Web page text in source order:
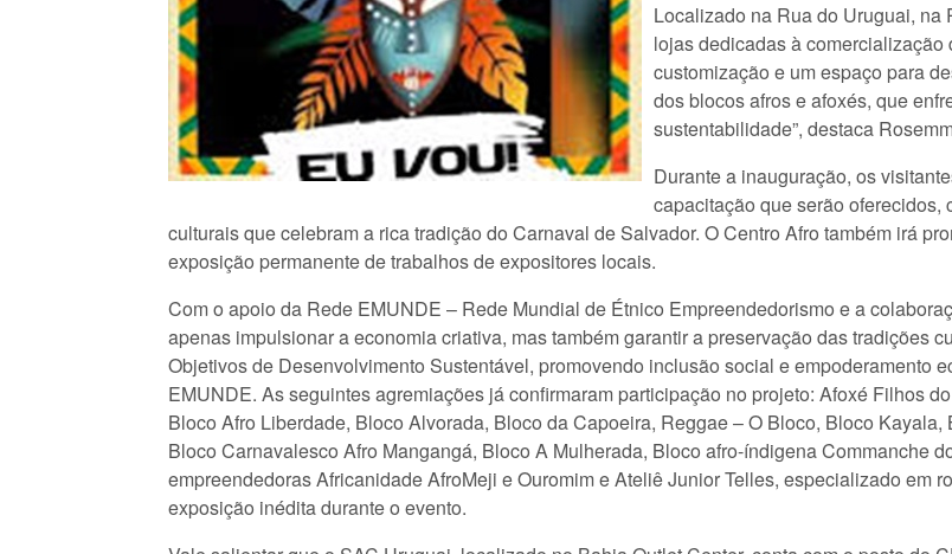
Localizado na Rua do Uruguai, na
lojas dedicadas à
customização e um espaço para
dos blocos afros e afoxés, que
sustentabilidade”, destaca
Durante a inauguração, os
capacitação que serão
culturais que celebram a rica tradição do Carnaval de Salvador. O Centro Afro também irá
exposição permanente de trabalhos de expositores locais.
Com o apoio da Rede EMUNDE – Rede Mundial de Étnico Empreendedorismo e a
apenas impulsionar a economia criativa, mas também garantir a preservação das tradições
Objetivos de Desenvolvimento Sustentável, promovendo inclusão social e empoderamento
EMUNDE. As seguintes agremiações já confirmaram participação no projeto: Afoxé Filhos
Bloco Afro Liberdade, Bloco Alvorada, Bloco da Capoeira, Reggae – O Bloco, Bloco
Bloco Carnavalesco Afro Mangangá, Bloco A Mulherada, Bloco afro-índigena Commanche
empreendedoras Africanidade AfroMeji e Ouromim e Ateliê Junior Telles, especializado em
exposição inédita durante o evento.